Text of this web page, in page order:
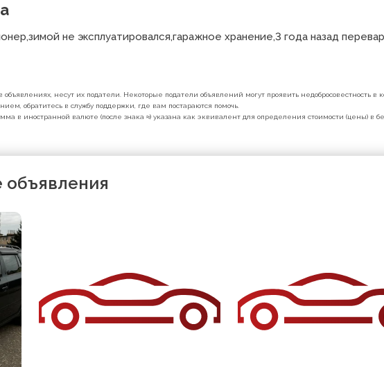
не эксплуатировался,гаражное хранение,3 года назад
несут их податели. Некоторые податели объявлений могут проявить недобросовестность в
обратитесь в службу поддержки, где вам постараются помочь.
в иностранной валюте (после знака ≈) указана как эквивалент для определения стоимости (цены) в